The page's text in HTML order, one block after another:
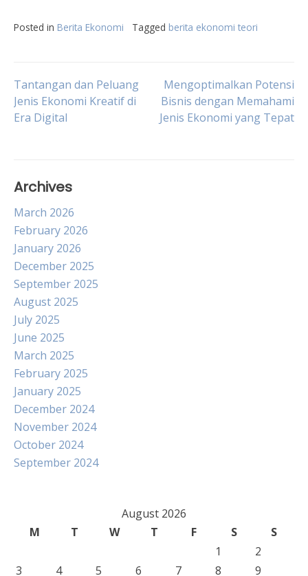
Posted in Berita Ekonomi Tagged berita ekonomi teori
Post
navigation
Tantangan dan Peluang
Jenis Ekonomi Kreatif di
Era Digital
Mengoptimalkan Potensi
Bisnis dengan Memahami
Jenis Ekonomi yang Tepat
Archives
March 2026
February 2026
January 2026
December 2025
September 2025
August 2025
July 2025
June 2025
March 2025
February 2025
January 2025
December 2024
November 2024
October 2024
September 2024
August 2026
M
T W T F S
S
1
2
3
4 5 6 7 8 9